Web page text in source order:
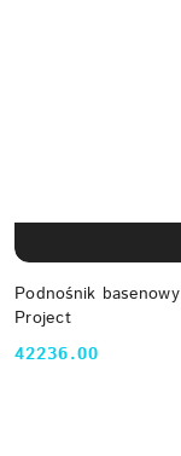
Podnośnik
Project
Cena:
42236.00